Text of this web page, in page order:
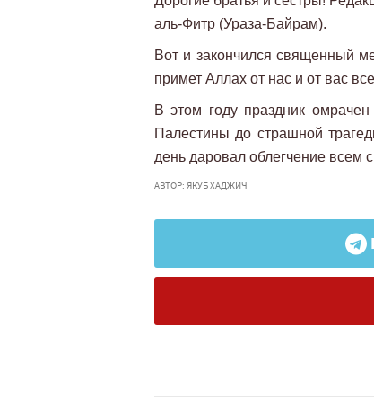
аль-Фитр (Ураза-Байрам).
Вот и закончился священный
примет Аллах от нас и от вас
В этом году праздник
Палестины до страшной
день даровал облегчение всем
АВТОР: ЯКУБ ХАДЖИЧ